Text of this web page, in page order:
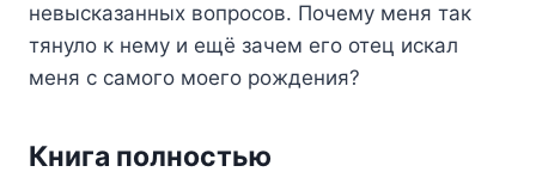
невысказанных вопросов. Почему меня так
тянуло к нему и ещё зачем его отец искал
меня с самого моего рождения?
Книга полностью